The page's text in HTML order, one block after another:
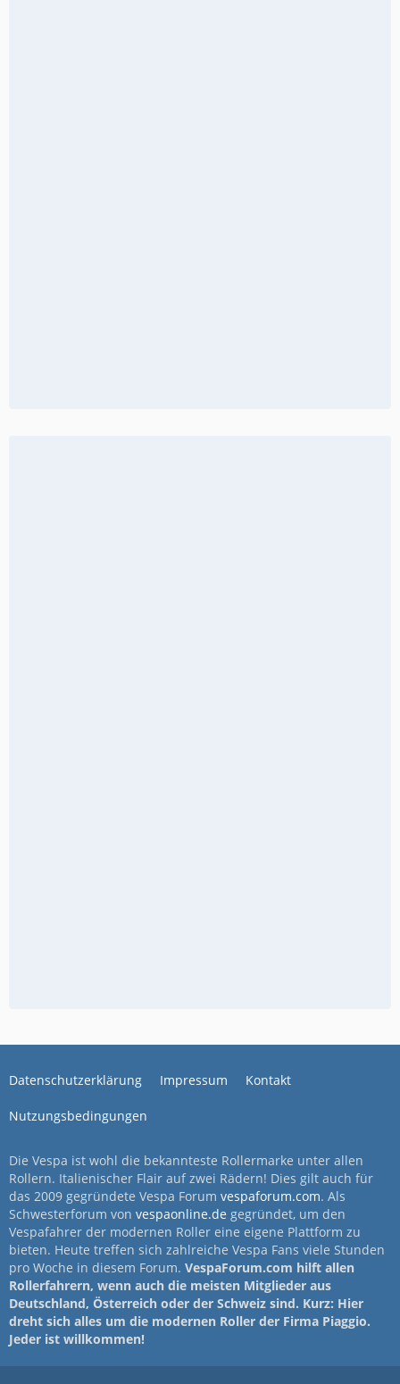
Datenschutzerklärung Impressum Kontakt
Nutzungsbedingungen
Die Vespa ist wohl die bekannteste Rollermarke unter allen
Rollern. Italienischer Flair auf zwei Rädern! Dies gilt auch für
das 2009 gegründete Vespa Forum vespaforum.com. Als
Schwesterforum von vespaonline.de gegründet, um den
Vespafahrer der modernen Roller eine eigene Plattform zu
bieten. Heute treffen sich zahlreiche Vespa Fans viele Stunden
pro Woche in diesem Forum. VespaForum.com hilft allen
Rollerfahrern, wenn auch die meisten Mitglieder aus
Deutschland, Österreich oder der Schweiz sind. Kurz: Hier
dreht sich alles um die modernen Roller der Firma Piaggio.
Jeder ist willkommen!